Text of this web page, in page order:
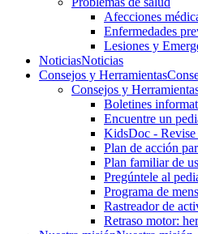
Afecciones
Enfermedades
Lesiones y
NoticiasNoticias
Consejos y Herramientas
Consejos y
Boletines
Encuentre un
KidsDoc - Revise
Plan de acción
Plan familiar de
Pregúntele al
Programa de
Rastre​​ador de
Retraso motor: